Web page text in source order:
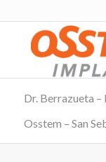
Dr. Berrazueta –
Osstem – San